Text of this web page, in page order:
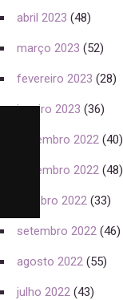
abril 2023 (48)
março 2023 (52)
fevereiro 2023 (28)
janeiro 2023 (36)
dezembro 2022 (40)
novembro 2022 (48)
outubro 2022 (33)
setembro 2022 (46)
agosto 2022 (55)
julho 2022 (43)